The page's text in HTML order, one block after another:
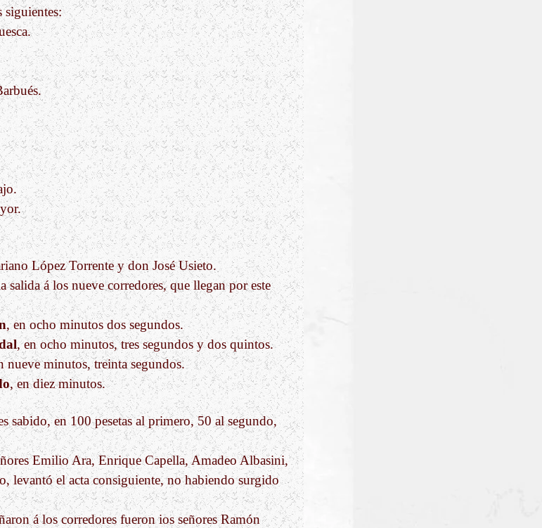
siguientes:
López Torrente y don José Usieto.
salida á los nueve corredores, que llegan por este
, en ocho minutos dos segundos.
, en ocho minutos, tres segundos y dos quintos.
nueve minutos, treinta segundos.
, en diez minutos.
sabido, en 100 pesetas al primero, 50 al segundo,
Emilio Ara, Enrique Capella, Amadeo Albasini,
levantó el acta consiguiente, no habiendo surgido
á los corredores fueron ios señores Ramón